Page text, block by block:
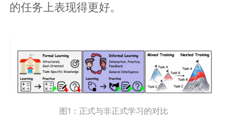
的任务上表现得更好。
图1：正式与非正式学习的对比